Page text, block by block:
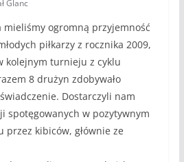
Glanc
mieliśmy ogromną przyjemność
piłkarzy z rocznika 2009,
kolejnym turnieju z cyklu
8 drużyn zdobywało
Dostarczyli nam
spotęgowanych w pozytywnym
przez kibiców, głównie ze